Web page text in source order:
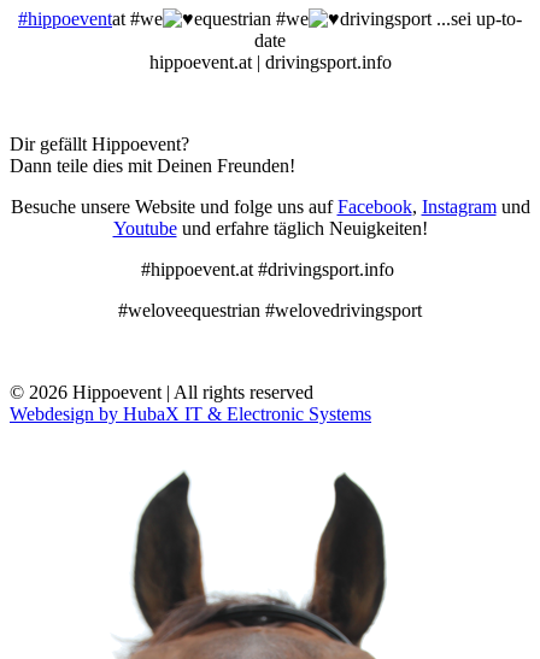
#hippoeventat #we equestrian #we
drivingsport ...sei up-to-
date
hippoevent.at | drivingsport.info
Dir gefällt Hippoevent?
Dann teile dies mit Deinen Freunden!
Besuche unsere Website und folge uns aufFacebook, Instagramund
Youtubeund erfahre täglich Neuigkeiten!
#hippoevent.at #drivingsport.info
#weloveequestrian #welovedrivingsport
© 2026 Hippoevent | All rights reserved
Webdesign by HubaX IT & Electronic Systems